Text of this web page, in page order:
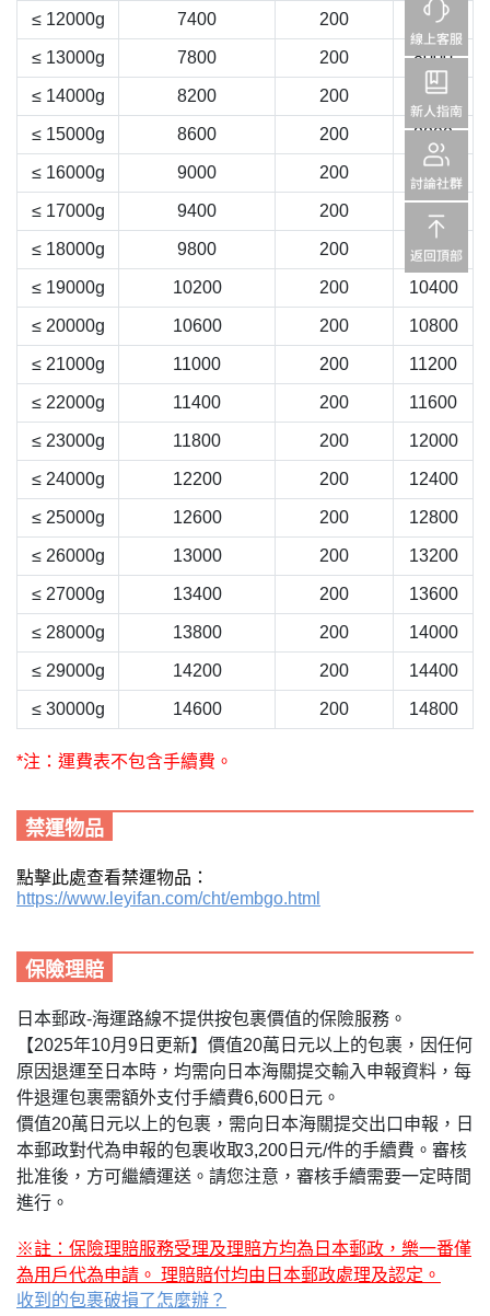
≤ 12000g 7400 200 7600
≤ 13000g 7800 200 8000
≤ 14000g 8200 200 8400
≤ 15000g 8600 200 8800
≤ 16000g 9000 200 9200
≤ 17000g 9400 200 9600
≤ 18000g 9800 200 10000
≤ 19000g 10200 200 10400
≤ 20000g 10600 200 10800
≤ 21000g 11000 200 11200
≤ 22000g 11400 200 11600
≤ 23000g 11800 200 12000
≤ 24000g 12200 200 12400
≤ 25000g 12600 200 12800
≤ 26000g 13000 200 13200
≤ 27000g 13400 200 13600
≤ 28000g 13800 200 14000
≤ 29000g 14200 200 14400
≤ 30000g 14600 200 14800
*注：運費表不包含手續費。
禁運物品
點擊此處查看禁運物品：
https://www.leyifan.com/cht/embgo.html
保險理賠
日本郵政-海運路線不提供按包裹價值的保險服務。
【2025年10月9日更新】價值20萬日元以上的包裹，因任何
原因退運至日本時，均需向日本海關提交輸入申報資料，每
件退運包裹需額外支付手續費6,600日元。
價值20萬日元以上的包裹，需向日本海關提交出口申報， 日
本郵政對代為申報的包裹收取3,200日元/件的手續費 。審核
批准後，方可繼續運送。請您注意，審核手續需要一定時間
進行。
※註：保險理賠服務受理及理賠方均為日本郵政，樂一番僅
為用戶代為申請。 理賠賠付均由日本郵政處理及認定。
收到的包裹破損了怎麼辦？